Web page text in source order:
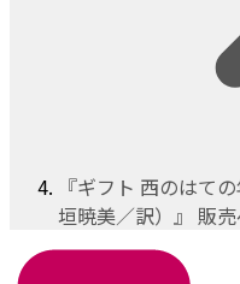
『ギフト 西のはて
垣暁美／訳）』 販